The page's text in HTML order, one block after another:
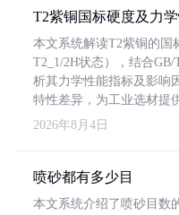
T2紫铜国标硬度及力
本文系统解读T2紫铜的国
T2_1/2H状态），结合
析其力学性能指标及影响
特性差异，为工业选材提
2026年8月4日
喷砂都有多少目
本文系统介绍了喷砂目数